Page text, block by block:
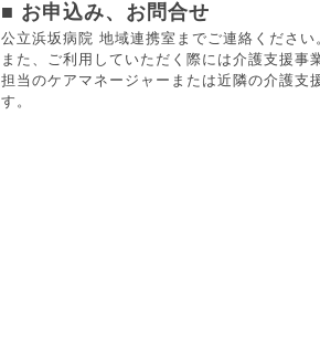
■ お申込み、お問合せ
公立浜坂病院 地域連携室までご連絡ください
また、ご利用していただく際には介護支援事
担当のケアマネージャーまたは近隣の介護支
す。